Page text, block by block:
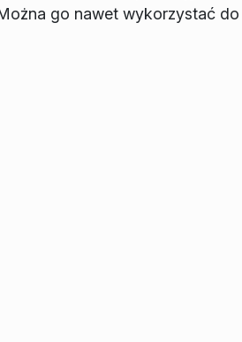
go nawet wykorzystać do